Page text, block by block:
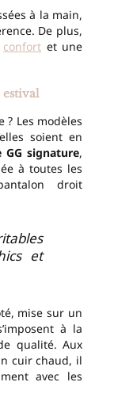
à la main,
De plus,
confort et une
estival
? Les modèles
soient en
GG signature,
à toutes les
droit
et
mise sur un
à la
qualité. Aux
cuir chaud, il
avec les